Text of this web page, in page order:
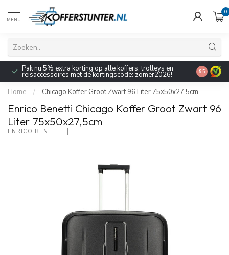
MENU
0
Pak nu 5% extra korting op alle koffers, trolleys en
reisaccessoires met de kortingscode: zomer2026! 9.5
Home / Chicago Koffer Groot Zwart 96 Liter 75x50x27,5cm
Enrico Benetti Chicago Koffer Groot Zwart 96
Liter 75x50x27,5cm
ENRICO BENETTI